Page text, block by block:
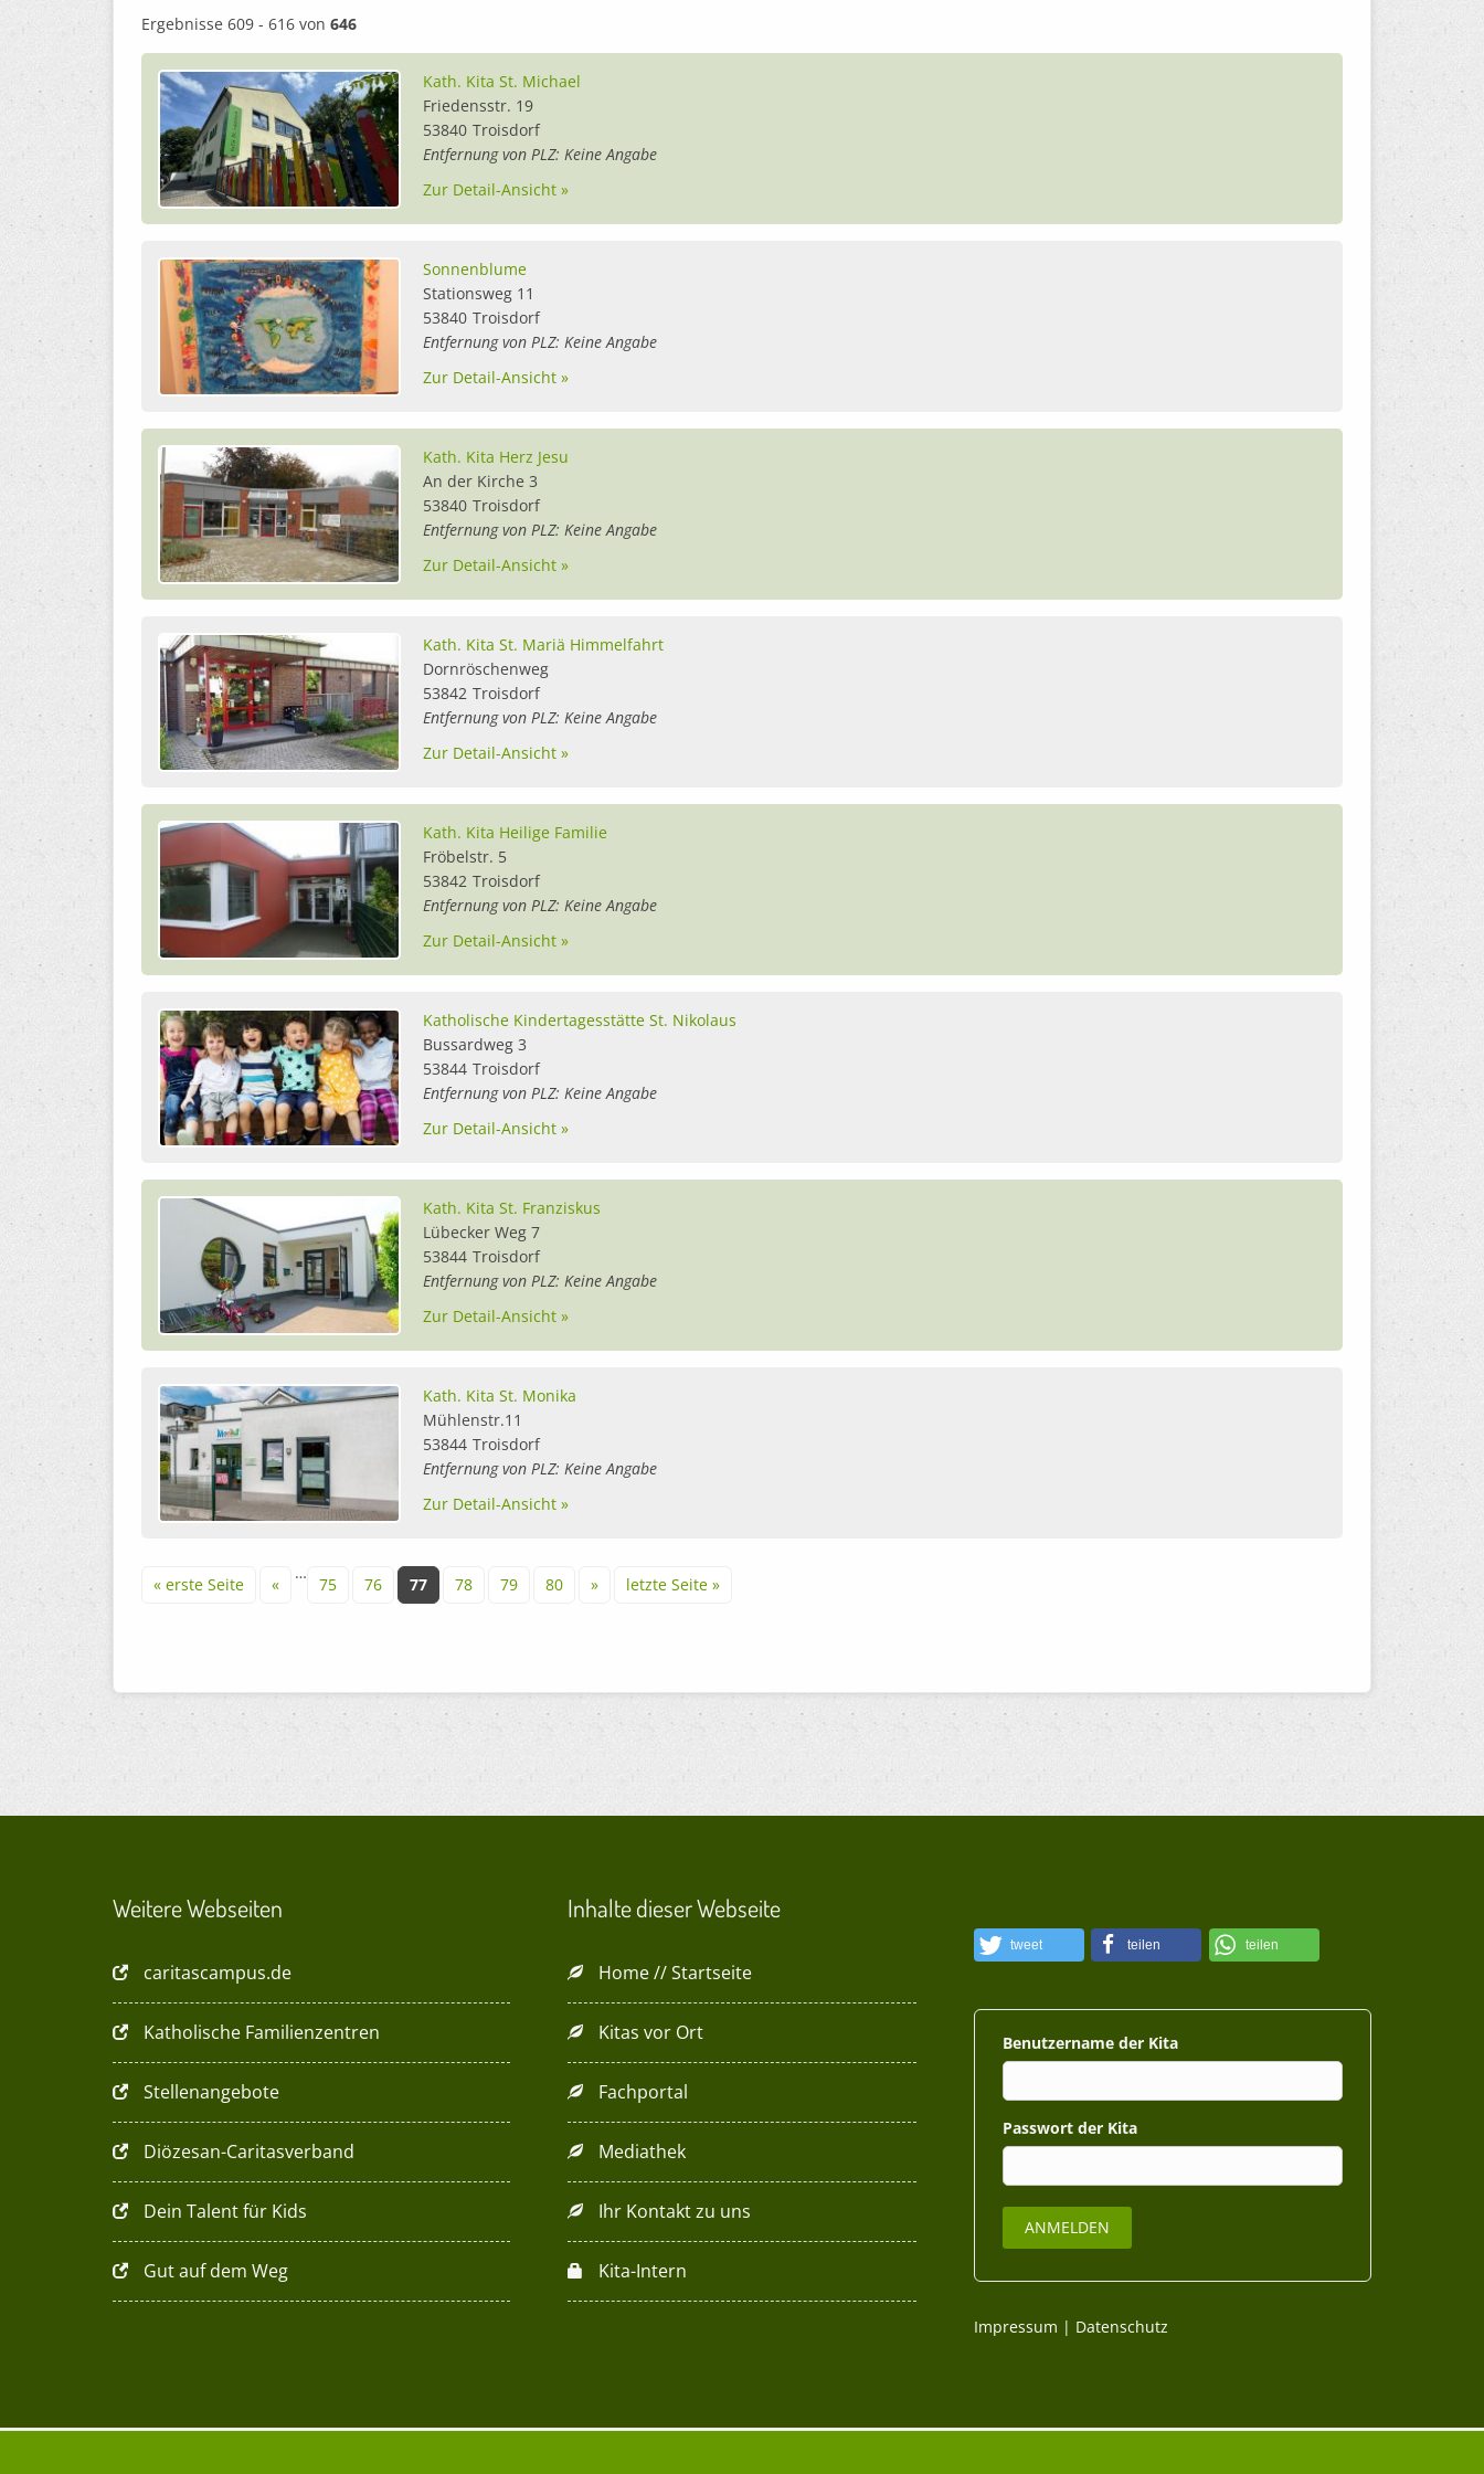
Ergebnisse 609 - 616 von 646
Kath. Kita St. Michael
Friedensstr. 19
53840 Troisdorf
Entfernung von PLZ: Keine Angabe
Zur Detail-Ansicht »
Sonnenblume
Stationsweg 11
53840 Troisdorf
Entfernung von PLZ: Keine Angabe
Zur Detail-Ansicht »
Kath. Kita Herz Jesu
An der Kirche 3
53840 Troisdorf
Entfernung von PLZ: Keine Angabe
Zur Detail-Ansicht »
Kath. Kita St. Mariä Himmelfahrt
Dornröschenweg
53842 Troisdorf
Entfernung von PLZ: Keine Angabe
Zur Detail-Ansicht »
Kath. Kita Heilige Familie
Fröbelstr. 5
53842 Troisdorf
Entfernung von PLZ: Keine Angabe
Zur Detail-Ansicht »
Katholische Kindertagesstätte St. Nikolaus
Bussardweg 3
53844 Troisdorf
Entfernung von PLZ: Keine Angabe
Zur Detail-Ansicht »
Kath. Kita St. Franziskus
Lübecker Weg 7
53844 Troisdorf
Entfernung von PLZ: Keine Angabe
Zur Detail-Ansicht »
Kath. Kita St. Monika
Mühlenstr.11
53844 Troisdorf
Entfernung von PLZ: Keine Angabe
Zur Detail-Ansicht »
« erste Seite «
…
75 76 77 78 79 80 » letzte Seite »
Weitere Webseiten
caritascampus.de
Katholische Familienzentren
Stellenangebote
Diözesan-Caritasverband
Dein Talent für Kids
Gut auf dem Weg
Inhalte dieser Webseite
Home // Startseite
Kitas vor Ort
Fachportal
Mediathek
Ihr Kontakt zu uns
Kita-Intern
tweet teilen teilen
Benutzername
Passwort
Impressum | Datenschutz